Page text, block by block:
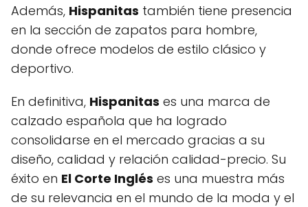
Además, Hispanitas también tiene presencia
en la sección de zapatos para hombre,
donde ofrece modelos de estilo clásico y
deportivo.
En definitiva, Hispanitas es una marca de
calzado española que ha logrado
consolidarse en el mercado gracias a su
diseño, calidad y relación calidad-precio. Su
éxito en El Corte Inglés es una muestra más
de su relevancia en el mundo de la moda y el